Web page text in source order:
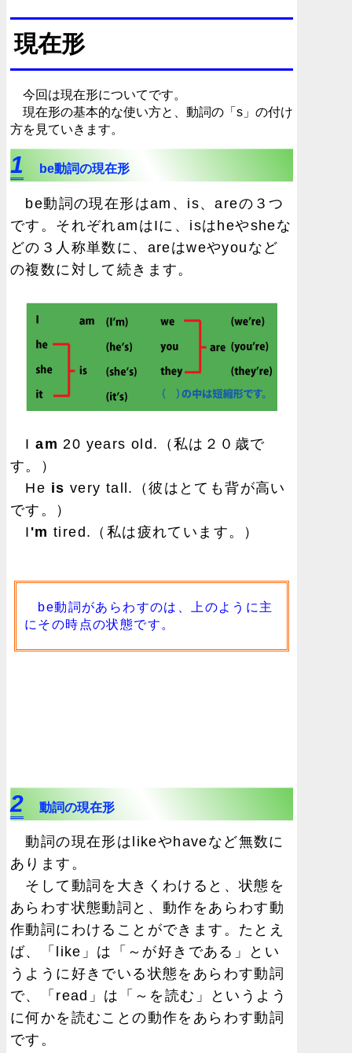
現在形
今回は現在形についてです。
現在形の基本的な使い方と、動詞の「s」の付け
方を見ていきます。
1 be動詞の現在形
be動詞の現在形はam、is、areの３つ
です。それぞれamはIに、isはheやsheな
どの３人称単数に、areはweやyouなど
の複数に対して続きます。
Iam 20 years old.（私は２０歳で
す。）
He is very tall.（彼はとても背が高い
です。）
I 'm tired.（私は疲れています。）
be動詞があらわすのは、上のように主
にその時点の状態です。
2 動詞の現在形
動詞の現在形はlikeやhaveなど無数に
あります。
そして動詞を大きくわけると、状態を
あらわす状態動詞と、動作をあらわす動
作動詞にわけることができます。たとえ
ば、「like」は「～が好きである」とい
うように好きでいる状態をあらわす動詞
で、「read」は「～を読む」というよう
に何かを読むことの動作をあらわす動詞
です。